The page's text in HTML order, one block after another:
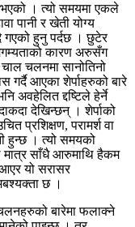
। त्यो समयमा एकले
पानी र खेती योग्य
गएको हुनु पर्दछ । छुटेर
कारण अरुसँग
चलनमा सानोतिनो
गर्दै आएका शेर्पाहरुको बारे
अवहेलित द्दष्टिले हेर्ने
देखिन्छन् । शेर्पाको
प्रशिक्षण, परामर्श वा
हुन्छ । त्यो समयको
मात्र साँधै आरुमाथि हैकम
यो सरासर
छ ।
बारेमा फलाक्ने